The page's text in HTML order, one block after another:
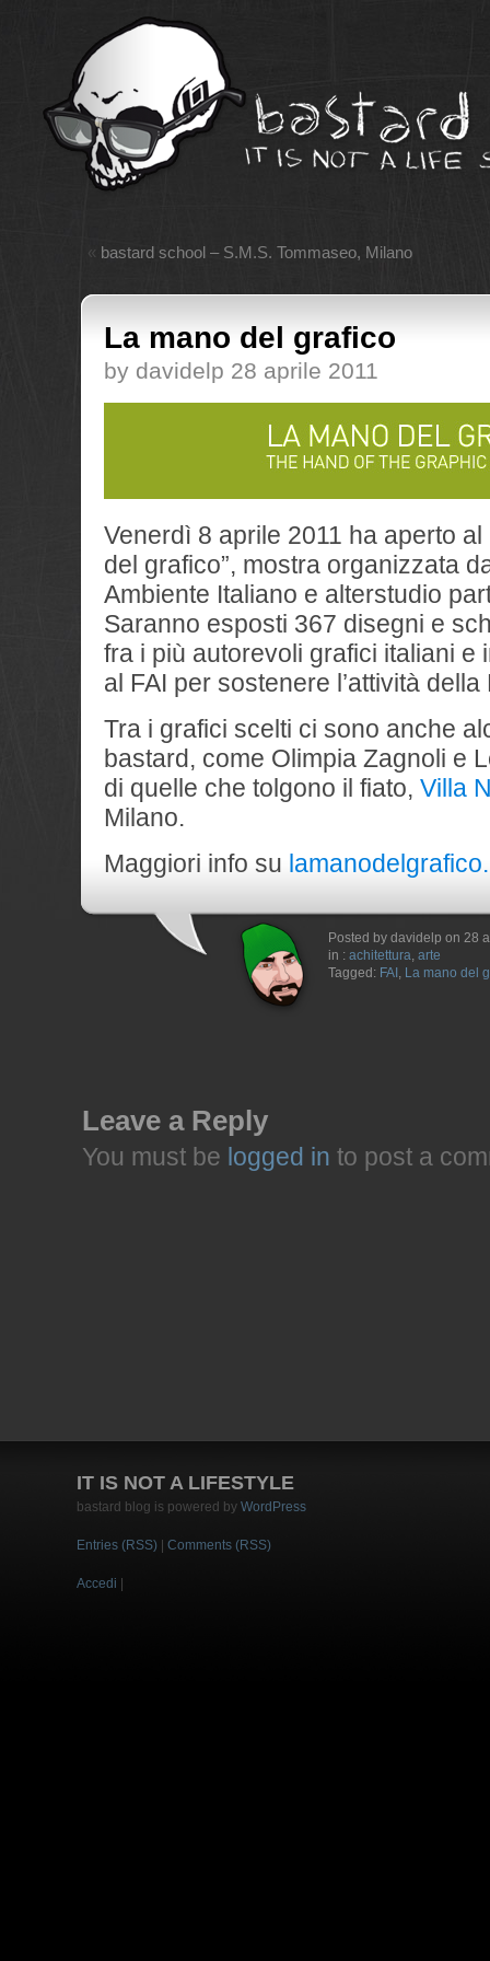
« bastard school – S.M.S. Tommaseo, Milano
La mano del grafico
by davidelp 28 aprile 2011
Venerdì 8 aprile 2011 ha aperto al
del grafico”, mostra organizzata
Ambiente Italiano e alterstudio
Saranno esposti 367 disegni e
fra i più autorevoli grafici italiani e
al FAI per sostenere l’attività
Tra i grafici scelti ci sono anche
bastard, come Olimpia Zagnoli e
di quelle che tolgono il fiato, Villa
Milano.
Maggiori info su
Posted by davidelp on 28
in : achitettura, arte
Tagged: FAI , La mano del
Leave a Reply
You must be logged in to post a
IT IS NOT A LIFESTYLE
bastard blog is powered by WordPress
Entries (RSS) Comments (RSS)
Accedi